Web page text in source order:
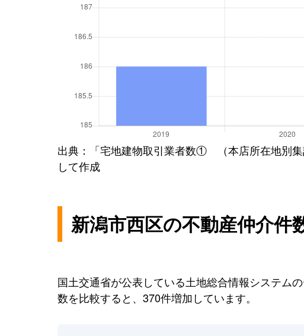
出典：「宅地建物取引業者数① （本店所在地別集
して作成
新潟市西区の不動産仲介件
国土交通省が公表している土地総合情報システム
数を比較すると、370件増加しています。